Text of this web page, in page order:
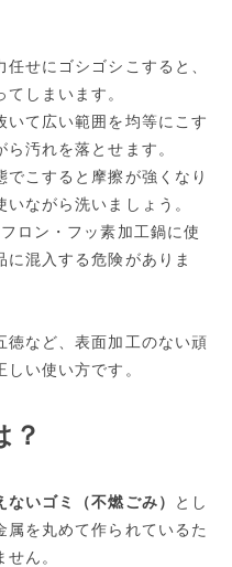
任せにゴシゴシこすると、
しまいます。
いて広い範囲を均等にこす
汚れを落とせます。
でこすると摩擦が強くなり
ながら洗いましょう。
ロン・フッ素加工鍋に使
混入する危険がありま
徳など、表面加工のない頑
い使い方です。
？
ないゴミ（不燃ごみ）
とし
を丸めて作られているた
ん。